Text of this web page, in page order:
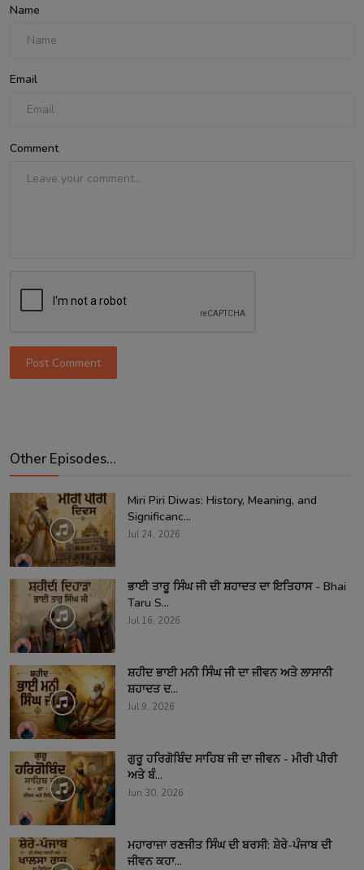
Name
Email
Comment
Post Comment
Other Episodes...
Miri Piri Diwas: History, Meaning, and
Significanc...
Jul 24, 2026
ਭਾਈ ਤਾਰੂ ਸਿੰਘ ਜੀ ਦੀ ਸ਼ਹਾਦਤ ਦਾ ਇਤਿਹਾਸ - Bhai
Taru S...
Jul 16, 2026
ਸ਼ਹੀਦ ਭਾਈ ਮਨੀ ਸਿੰਘ ਜੀ ਦਾ ਜੀਵਨ ਅਤੇ ਲਾਸਾਨੀ
ਸ਼ਹਾਦਤ ਦ...
Jul 9, 2026
ਗੁਰੂ ਹਰਿਗੋਬਿੰਦ ਸਾਹਿਬ ਜੀ ਦਾ ਜੀਵਨ - ਮੀਰੀ ਪੀਰੀ
ਅਤੇ ਬੰ...
Jun 30, 2026
ਮਹਾਰਾਜਾ ਰਣਜੀਤ ਸਿੰਘ ਦੀ ਬਰਸੀ: ਸ਼ੇਰੇ-ਪੰਜਾਬ ਦੀ
ਜੀਵਨ ਕਹਾ...